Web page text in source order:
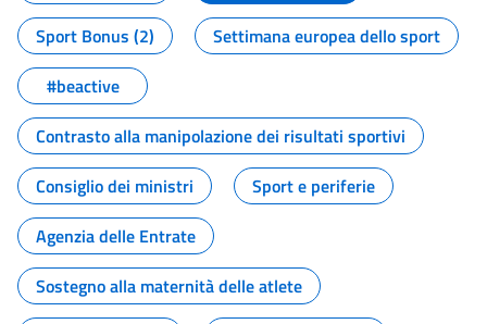
Sport Bonus (2)
Settimana europea dello sport
#beactive
Contrasto alla manipolazione dei risultati sportivi
Consiglio dei ministri
Sport e periferie
Agenzia delle Entrate
Sostegno alla maternità delle atlete